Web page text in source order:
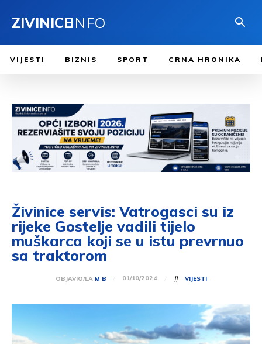
ZIVINICEINFO
VIJESTI BIZNIS SPORT CRNA HRONIKA
Živinice servis: Vatrogasci su iz
rijeke Gostelje vadili tijelo
muškarca koji se u istu prevrnuo
sa traktorom
OBJAVIO/LA M B 01/10/2024 # VIJESTI